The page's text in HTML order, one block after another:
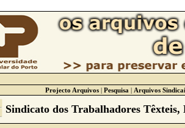
Projecto Arquivos| Pesquisa | Arquivos
Sindicato dos Trabalhadores